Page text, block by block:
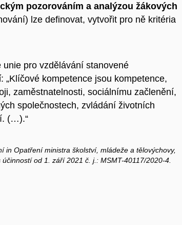
pozorováním a analýzou žákových
lze definovat, vytvořit pro ně kritéria
pro vzdělávání stanovené
: „Klíčové kompetence jsou kompetence,
zaměstnatelnosti, sociálnímu začlenění,
společnostech, zvládání životních
(…).“
in Opatření ministra školství, mládeže a tělovýchovy,
od 1. září 2021 č. j.: MSMT-40117/2020-4.